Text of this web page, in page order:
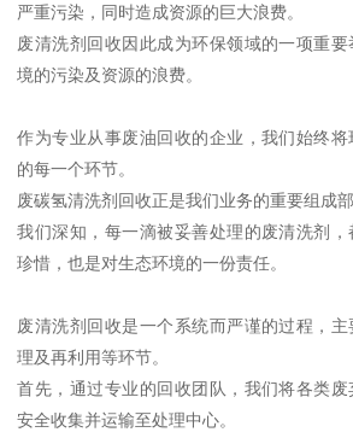
严重污染，同时造成资源的巨大浪费。
废清洗剂回收因此成为环保领域的一项重
境的污染及资源的浪费。
作为专业从事废油回收的企业，我们始终
的每一个环节。
废碳氢清洗剂回收正是我们业务的重要组成部
我们深知，每一滴被妥善处理的废清洗剂
珍惜，也是对生态环境的一份责任。
废清洗剂回收是一个系统而严谨的过程，
理及再利用等环节。
首先，通过专业的回收团队，我们将各类
安全收集并运输至处理中心。